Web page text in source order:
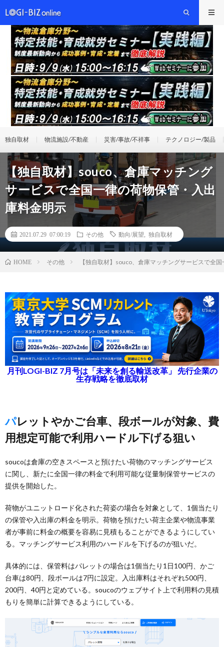
独自取材 物流施設/不動産 災害/事故/不祥事 テクノロジー/製品
【独自取材】souco、倉庫マッチング
サービスで全国一律の荷物保管・入出
庫料金明示
2021.07.29 07:00:19 その他 動向/展望 独自取材
HOME その他 【独自取材】souco、倉庫マッチングサービスで全
月刊LOGI-BIZ 7月号は「未来を創る輸送改革」 先行企業の
生存戦略を徹底取材
パレットやかご台車、段ボールが対象、費
用想定可能で利用ハードル下げる狙い
soucoは倉庫の空きスペースと預けたい荷物のマッチングサービス
に関し、新たに全国一律の料金で利用可能な従量制保管サービスの
提供を開始した。
荷物がユニットロード化された荷姿の場合を対象として、1個当たり
の保管や入出庫の料金を明示。荷物を預けたい荷主企業や物流事業
者が事前に料金の概要を容易に見積もることができるようにしてい
る。マッチングサービス利用のハードルを下げるのが狙いだ。
具体的には、保管料はパレットの場合は1個当たり1日100円、かご
台車は80円、段ボールは7円に設定。入出庫料はそれぞれ500円、
200円、40円と定めている。soucoのウェブサイト上で利用料の見積
もりを簡単に計算できるようにしている。